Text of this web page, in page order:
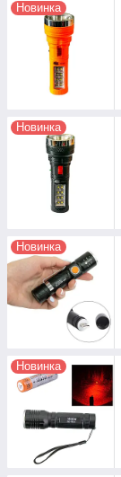
Новинка
Новинка
Новинка
Новинка